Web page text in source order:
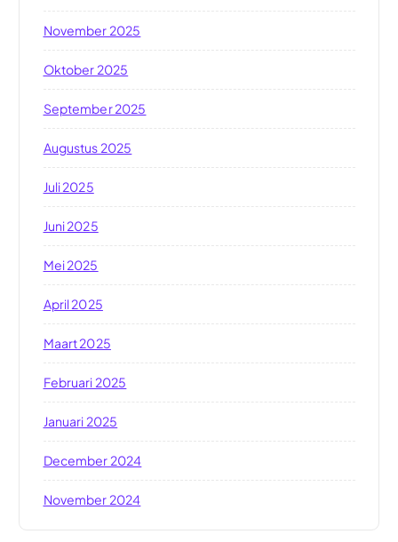
November 2025
Oktober 2025
September 2025
Augustus 2025
Juli 2025
Juni 2025
Mei 2025
April 2025
Maart 2025
Februari 2025
Januari 2025
December 2024
November 2024